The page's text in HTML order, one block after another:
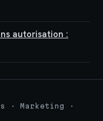
autorisation :
· Marketing ·